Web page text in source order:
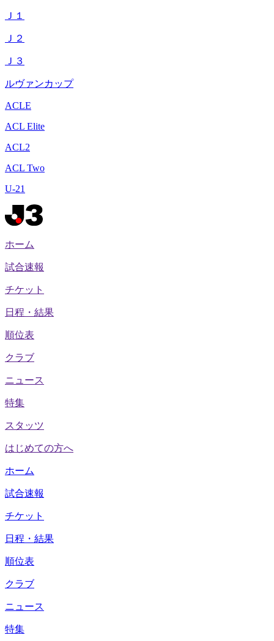
Ｊ１
Ｊ２
Ｊ３
ルヴァンカップ
ACLE
ACL Elite
ACL2
ACL Two
U-21
ホーム
試合速報
チケット
日程・結果
順位表
クラブ
ニュース
特集
スタッツ
はじめての方へ
ホーム
試合速報
チケット
日程・結果
順位表
クラブ
ニュース
特集